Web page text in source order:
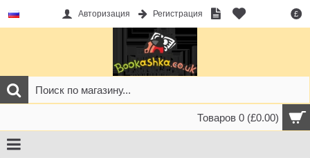
£
Авторизация Регистрация
Товаров 0 (£0.00)